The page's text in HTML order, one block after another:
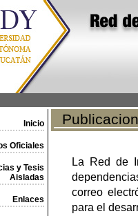
Inicio
Oficiales
y Tesis
Aisladas
Enlaces
La Red de
correo
para el